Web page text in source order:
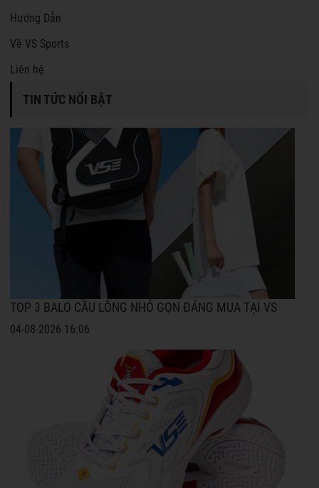
Hướng Dẫn
Về VS Sports
Liên hệ
TIN TỨC NỔI BẬT
TOP 3 BALO CẦU LÔNG NHỎ GỌN ĐÁNG MUA TẠI VS
04-08-2026 16:06